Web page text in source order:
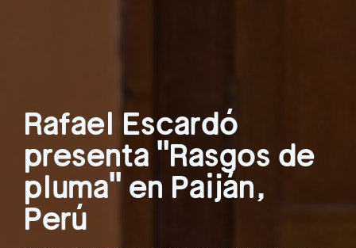
Rafael Escardó
presenta "Rasgos de
pluma" en Paiján,
Perú